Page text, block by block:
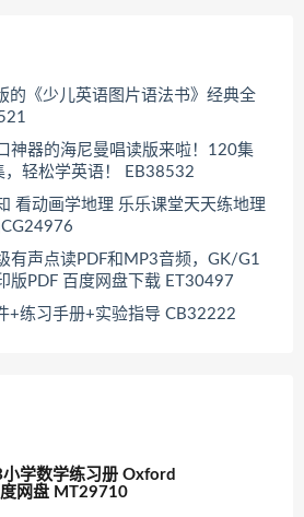
的《少儿英语图片语法书》经典全
神器的海尼曼唱读版来啦！120集
轻松学英语！ EB38532
看动画学地理 乐乐课堂天天练地理
有声点读PDF和MP3音频，GK/G1
版PDF 百度网盘下载 ET30497
+练习手册+实验指导 CB32222
学数学练习册 Oxford
网盘 MT29710